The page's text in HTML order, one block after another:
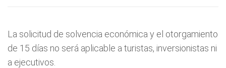
La solicitud de solvencia económica y el otorgamiento
de 15 días no será aplicable a turistas, inversionistas ni
a ejecutivos.